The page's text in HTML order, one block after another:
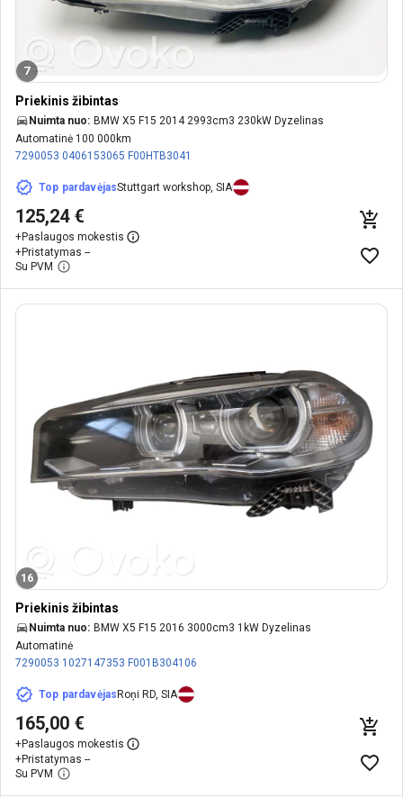
7
Priekinis žibintas
Nuimta nuo: BMW X5 F15 2014 2993cm3 230kW Dyzelinas
Automatinė 100 000km
7290053 0406153065 F00HTB3041
Top pardavėjasStuttgart workshop, SIA
125,24 €
+Paslaugos mokestis
+Pristatymas --
Su PVM
16
Priekinis žibintas
Nuimta nuo: BMW X5 F15 2016 3000cm3 1kW Dyzelinas
Automatinė
7290053 1027147353 F001B304106
Top pardavėjasRoņi RD, SIA
165,00 €
+Paslaugos mokestis
+Pristatymas --
Su PVM